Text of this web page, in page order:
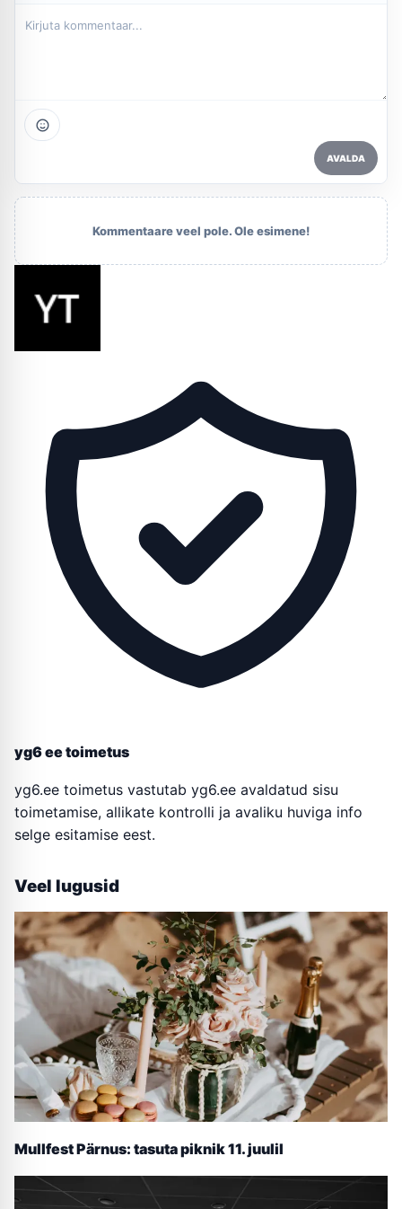
AVALDA
Kommentaare veel pole. Ole esimene!
yg6 ee toimetus
yg6.ee toimetus vastutab yg6.ee avaldatud sisu
toimetamise, allikate kontrolli ja avaliku huviga info
selge esitamise eest.
Veel lugusid
Mullfest Pärnus: tasuta piknik 11. juulil